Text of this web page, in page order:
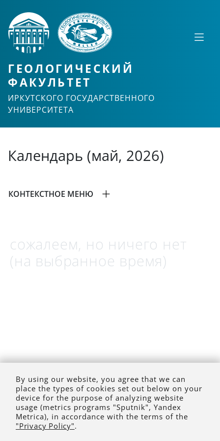
ГЕОЛОГИЧЕСКИЙ
ФАКУЛЬТЕТ
ИРКУТСКОГО ГОСУДАРСТВЕННОГО
УНИВЕРСИТЕТА
Календарь (май, 2026)
КОНТЕКСТНОЕ МЕНЮ
сожалеем, но ничего нет
(на выбранное время)
By using our website, you agree that we can
place the types of cookies set out below on your
device for the purpose of analyzing website
usage (metrics programs "Sputnik", Yandex
Metrica), in accordance with the terms of the
"Privacy Policy".